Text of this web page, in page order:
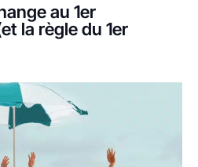
au 1er
la règle du 1er